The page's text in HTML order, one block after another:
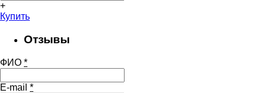
+
Купить
Отзывы
ФИО *
E-mail *